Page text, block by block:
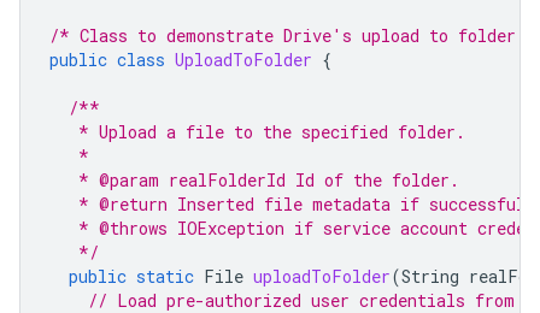
/* Class to demonstrate Drive's upload to folder
public class UploadToFolder {
/**
   * Upload a file to the specified folder.
   *
   * @param realFolderId Id of the folder.
* @return Inserted file metadata if
* @throws IOException if service account
   */
public static File uploadToFolder(String
// Load pre-authorized user credentials from